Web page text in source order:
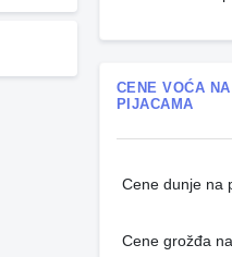
CENE VOĆA NA
PIJACAMA
Cene dunje na
Cene grožđa